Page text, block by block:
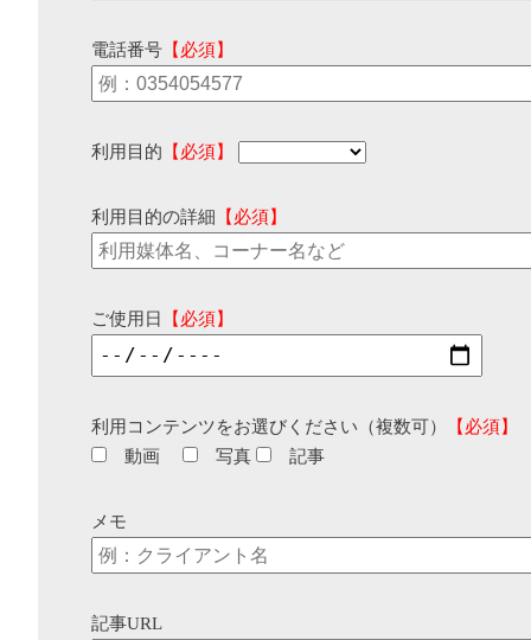
電話番号 【必須】
利用目的 【必須】
利用目的の詳細 【必須】
ご使用日 【必須】
利用コンテンツをお選びください（複数可）
【必須】
動画
写真 記事
メモ
記事URL